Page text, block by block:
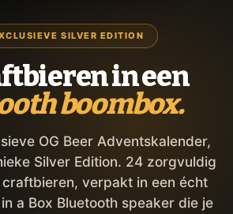
SILVER EDITION
in een
boombox.
OG Beer Adventskalender,
Silver Edition. 24 zorgvuldig
verpakt in een écht
a Box Bluetooth speaker die je